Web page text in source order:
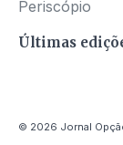
Periscópio
Últimas
© 2026 Jornal